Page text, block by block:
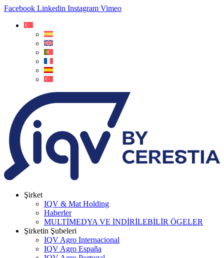
Facebook Linkedin Instagram Vimeo
Şirket
IQV & Mat Holding
Haberler
MULTİMEDYA VE İNDİRİLEBİLİR ÖGELER
Şirketin Şubeleri
IQV Agro Internacional
IQV Agro España